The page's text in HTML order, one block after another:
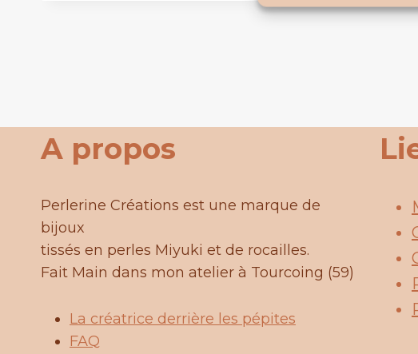
options
peuvent
sur
la
page
du
A propos
Perlerine Créations est une marque de
bijoux
tissés en perles Miyuki et de rocailles.
Fait Main dans mon atelier à Tourcoing (59)
La créatrice derrière les pépites
FAQ